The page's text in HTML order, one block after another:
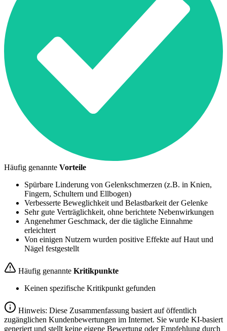
Häufig genannte Vorteile
Spürbare Linderung von Gelenkschmerzen (z.B. in Knien,
Fingern, Schultern und Ellbogen)
Verbesserte Beweglichkeit und Belastbarkeit der Gelenke
Sehr gute Verträglichkeit, ohne berichtete Nebenwirkungen
Angenehmer Geschmack, der die tägliche Einnahme
erleichtert
Von einigen Nutzern wurden positive Effekte auf Haut und
Nägel festgestellt
Häufig genannte Kritikpunkte
Keinen spezifische Kritikpunkt gefunden
Hinweis: Diese Zusammenfassung basiert auf öffentlich
zugänglichen Kundenbewertungen im Internet. Sie wurde KI-basiert
generiert und stellt keine eigene Bewertung oder Empfehlung durch